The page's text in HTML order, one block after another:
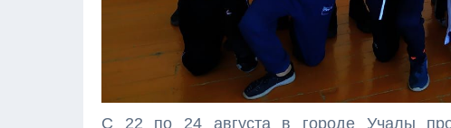
С 22 по 24 августа в городе Учалы